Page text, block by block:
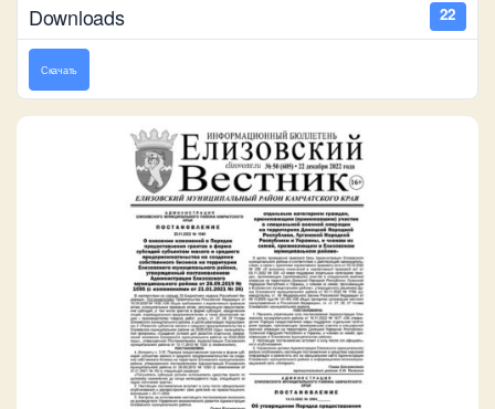
Downloads 22
Скачать